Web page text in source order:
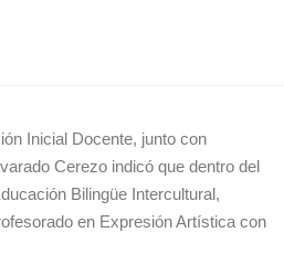
Inicial Docente, junto con
Cerezo indicó que dentro del
Bilingüe Intercultural,
en Expresión Artística con